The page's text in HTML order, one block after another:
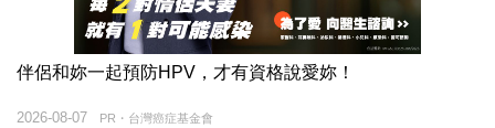
伴侶和妳一起預防HPV，才有資格說愛妳！
PR・台灣癌症基金會
2026-08-07